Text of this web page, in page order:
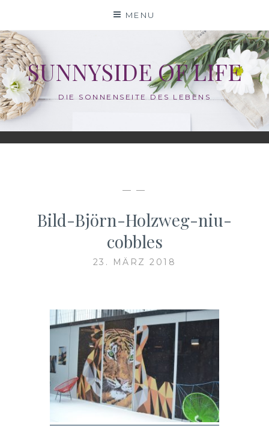
content
MENU
SUNNYSIDE OF LIFE
DIE SONNENSEITE DES LEBENS
— —
Bild-Björn-Holzweg-niu-
cobbles
23. MÄRZ 2018